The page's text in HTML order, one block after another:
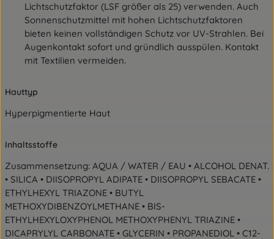
Lichtschutzfaktor (LSF größer als 25) verwenden. Auch
Sonnenschutzmittel mit hohen Lichtschutzfaktoren
bieten keinen vollständigen Schutz vor UV-Strahlen. Bei
Augenkontakt sofort und gründlich ausspülen. Kontakt
mit Textilien vermeiden.
Hauttyp
Hyperpigmentierte Haut
Inhaltsstoffe
Zusammensetzung: AQUA / WATER / EAU • ALCOHOL DENAT.
• SILICA • DIISOPROPYL ADIPATE • DIISOPROPYL SEBACATE •
ETHYLHEXYL TRIAZONE • BUTYL
METHOXYDIBENZOYLMETHANE • BIS-
ETHYLHEXYLOXYPHENOL METHOXYPHENYL TRIAZINE •
DICAPRYLYL CARBONATE • GLYCERIN • PROPANEDIOL • C12-